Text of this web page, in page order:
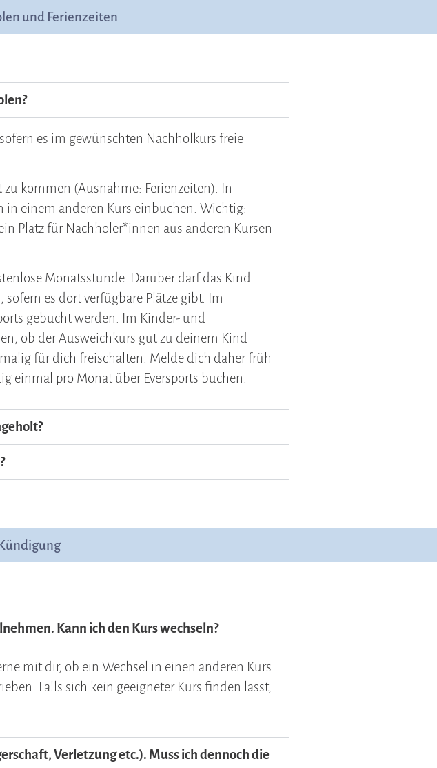
und Ferienzeiten
es im gewünschten Nachholkurs freie
kommen (Ausnahme: Ferienzeiten). In
in einem anderen Kurs einbuchen. Wichtig:
Platz für Nachholer*innen aus anderen Kursen
Monatsstunde. Darüber darf das Kind
es dort verfügbare Plätze gibt. Im
gebucht werden. Im Kinder- und
ob der Ausweichkurs gut zu deinem Kind
für dich freischalten. Melde dich daher früh
einmal pro Monat über Eversports buchen.
Kann ich den Kurs wechseln?
mit dir, ob ein Wechsel in einen anderen Kurs
Falls sich kein geeigneter Kurs finden lässt,
Verletzung etc.). Muss ich dennoch die